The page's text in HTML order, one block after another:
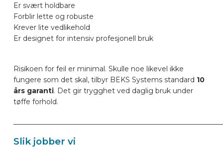
Er svært holdbare
Forblir lette og robuste
Krever lite vedlikehold
Er designet for intensiv profesjonell bruk
Risikoen for feil er minimal. Skulle noe likevel ikke
fungere som det skal, tilbyr BEKS Systems standard 10
års garanti. Det gir trygghet ved daglig bruk under
tøffe forhold.
Slik jobber vi